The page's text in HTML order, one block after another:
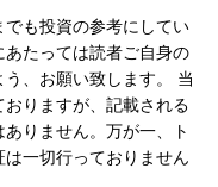
も投資の参考にしてい
たっては読者ご自身の
、お願い致します。 当
りますが、記載される
りません。万が一、ト
一切行っておりません